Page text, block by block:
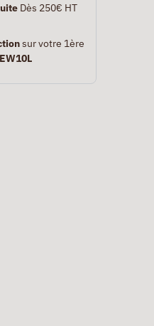
Dès 250€ HT
sur votre 1ère